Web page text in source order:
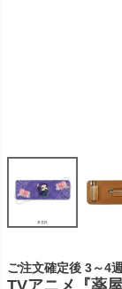
ご注文確定後 3～4